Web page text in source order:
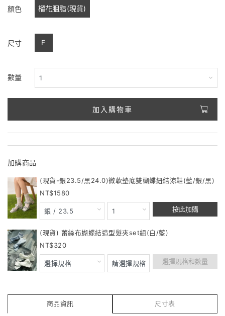
顏色 榴花胭脂(現貨)
尺寸 F
數量
加入購物車
加購商品
(現貨-銀23.5/黑24.0)微軟墊底雙蝴蝶紐結涼鞋(藍/銀/黑)
1580
按此加購
(現貨) 蕾絲布蝴蝶結造型髮夾set組(白/藍)
320
選擇規格和數量
商品資訊 尺寸表